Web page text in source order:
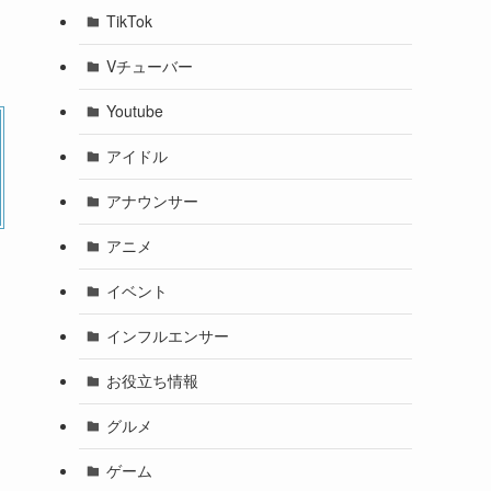
TikTok
Vチューバー
Youtube
アイドル
アナウンサー
アニメ
イベント
インフルエンサー
お役立ち情報
グルメ
ゲーム